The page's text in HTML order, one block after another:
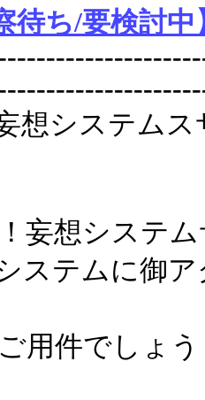
待ち/要検討中
想システム
妄想システ
ステムに御
用件でしょ